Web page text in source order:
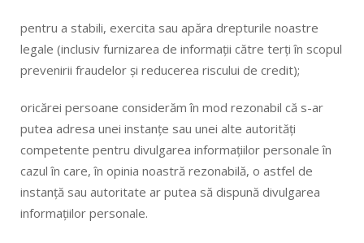
pentru a stabili, exercita sau apăra drepturile noastre
legale (inclusiv furnizarea de informații către terți în scopul
prevenirii fraudelor și reducerea riscului de credit);
oricărei persoane considerăm în mod rezonabil că s-ar
putea adresa unei instanțe sau unei alte autorități
competente pentru divulgarea informațiilor personale în
cazul în care, în opinia noastră rezonabilă, o astfel de
instanță sau autoritate ar putea să dispună divulgarea
informațiilor personale.